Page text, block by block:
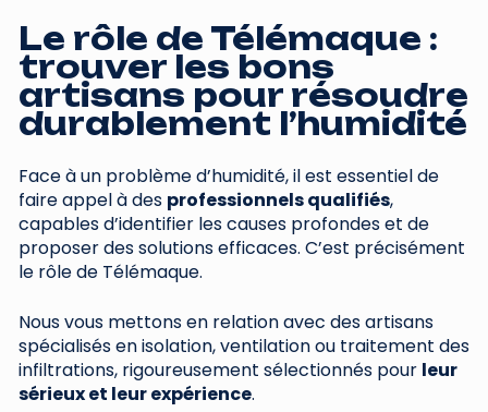
Le rôle de Télémaque :
trouver les bons
artisans pour résoudre
durablement l’humidité
Face à un problème d’humidité, il est essentiel de
faire appel à des professionnels qualifiés,
capables d’identifier les causes profondes et de
proposer des solutions efficaces. C’est précisément
le rôle de Télémaque.
Nous vous mettons en relation avec des artisans
spécialisés en isolation, ventilation ou traitement des
infiltrations, rigoureusement sélectionnés pour leur
sérieux et leur expérience.